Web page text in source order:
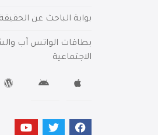
بوابة الباحث عن الحقيقة
بطاقات الواتس آب
الاجتماعية